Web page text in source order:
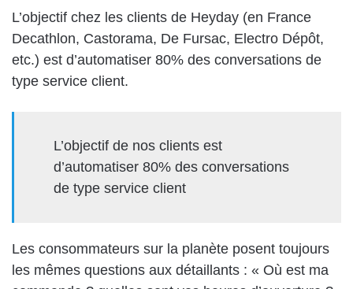
L’objectif chez les clients de Heyday (en France
Decathlon, Castorama, De Fursac, Electro Dépôt,
etc.) est d’automatiser 80% des conversations de
type service client.
L’objectif de nos clients est
d’automatiser 80% des conversations
de type service client
Les consommateurs sur la planète posent toujours
les mêmes questions aux détaillants : « Où est ma